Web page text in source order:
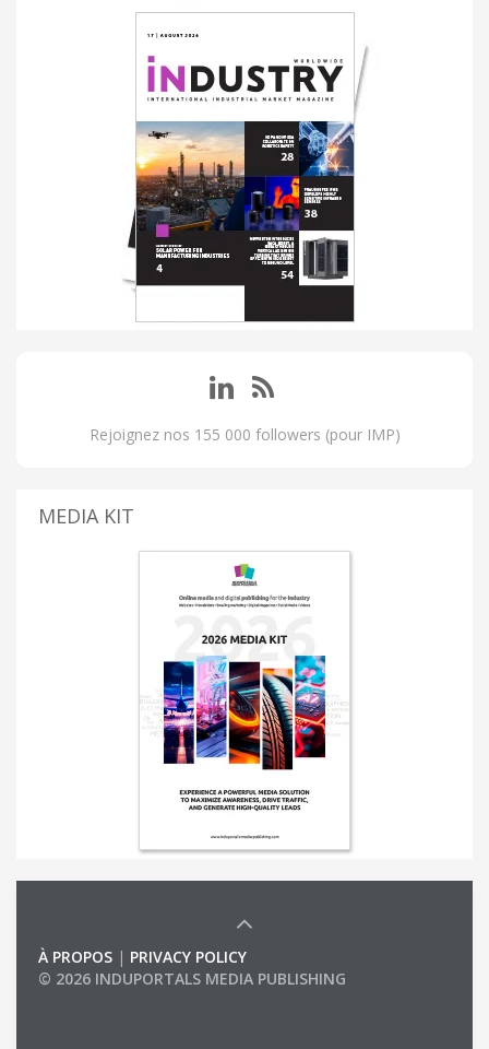
Rejoignez nos 155 000 followers (pour IMP)
MEDIA KIT
À PROPOS | PRIVACY POLICY
© 2026 INDUPORTALS MEDIA PUBLISHING